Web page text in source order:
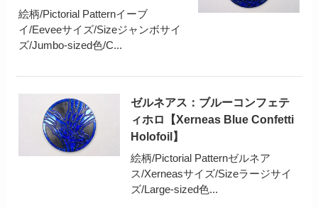
絵柄/Pictorial Patternイーブ
イ/Eeveeサイズ/Sizeジャンボサイ
ズ/Jumbo-sized色/C...
ゼルネアス：ブルーコンフェテ
ィホロ【Xerneas Blue Confetti
Holofoil】
絵柄/Pictorial Patternゼルネア
ス/Xerneasサイズ/Sizeラージサイ
ズ/Large-sized色...